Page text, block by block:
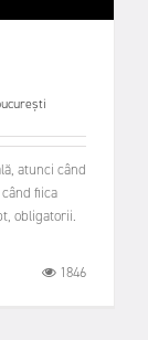
atunci când
fiica
obligatorii.
1846